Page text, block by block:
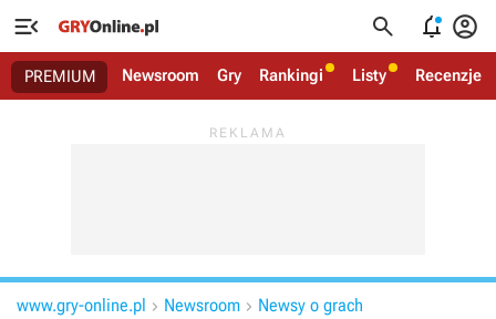
   
PREMIUM Newsroom Gry Rankingi Listy Recenzje
www.gry-online.pl  Newsroom  Newsy o grach